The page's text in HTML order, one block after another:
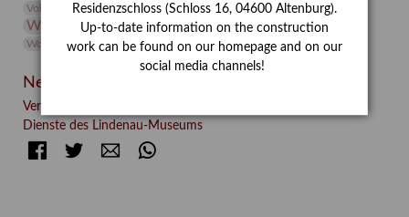
Volontariat
Walter Rheiner Weihnachten Werefkin
Werkbetrachtung Winter Wissenschaft
Wolf and Dog
Wolf und Hund
Zirkuswoche
Neueste Beiträge
Verschenkt, verkauft, vergessen? – Kunstdetektivinnen im
Dienste des Lindenau-Museums
FacebookTwitter E-mail
Residenzschloss (Schloss 16, 04600 Altenburg).
Up-to-date information on the construction
work can be found on our homepage and on our
social media channels!